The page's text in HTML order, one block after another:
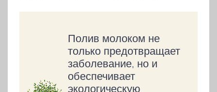
Полив молоком не
только предотвращает
заболевание, но и
обеспечивает
экологическую